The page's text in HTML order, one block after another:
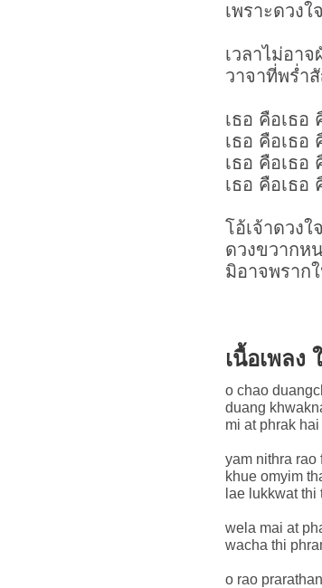
เพราะดวงใ
เวลาไม่อา
วาจาที่พร่ำ
เธอ คือเธอ
เธอ คือเธอ
เธอ คือเธอ
เธอ คือเธอ
โอ้เจ้าดวง
ดวงขวากห
มิอาจพราก
เนื้อเพลง
o chao
duang
mi at phrak
yam nithra rao
khue omyim
lae lukkwat
wela mai at
wacha thi
o rao